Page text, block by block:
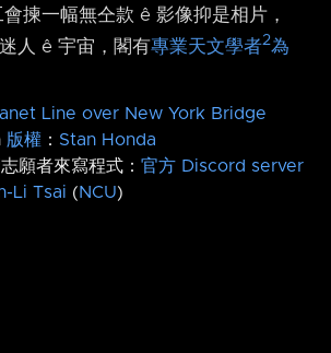
會揀一幅無仝款 ê 影像抑是相片，
人 ê 宇宙，閣有專業天文學者2為
Line over New York Bridge
版權 ： Stan Honda
願者來寫程式： 官方 Discord server
Li Tsai (NCU)